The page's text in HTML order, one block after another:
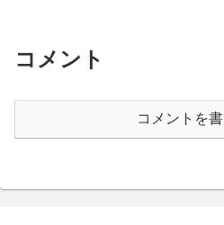
コメント
コメントを